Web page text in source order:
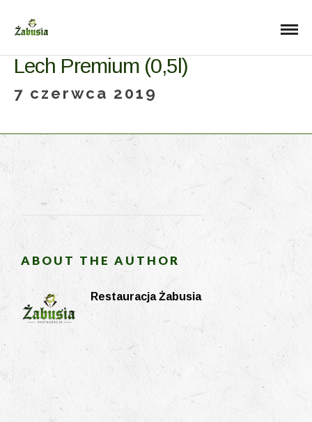
Lech Premium (0,5l)
7 czerwca 2019
ABOUT THE AUTHOR
Restauracja Żabusia